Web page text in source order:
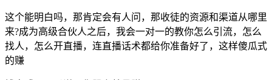
这个能明白吗，那肯定会有人问，那收徒的资源和渠道从哪里
来?成为高级合伙人之后，我会一对一的教你怎么引流，怎么
找人，怎么开直播，连直播话术都给你准备好了，这样傻瓜式
的赚